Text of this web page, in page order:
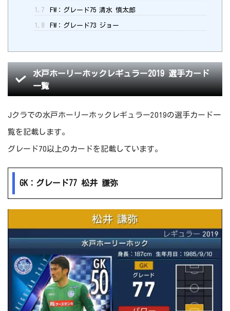
1.7 FW：グレード75 清水 慎太郎
1.8 FW：グレード73 ジョー
水戸ホーリーホックレギュラー2019 選手カード
一覧
Jクラでの水戸ホーリーホックレギュラー2019の選手カード一
覧を記載します。
グレード70以上のカードを記載しています。
GK：グレード77 松井 謙弥